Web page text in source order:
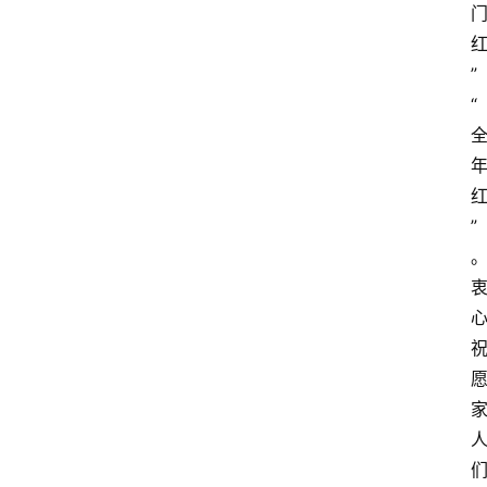
门
红
”
“
全
年
红
”
。
衷
心
祝
愿
家
人
们